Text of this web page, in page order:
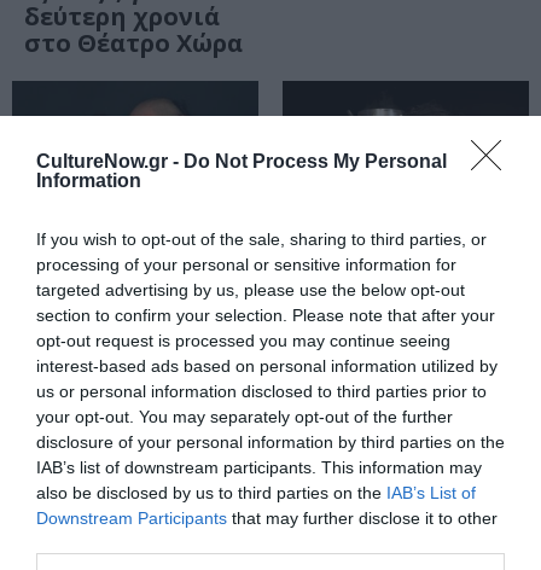
CultureNow.gr - Do Not Process My Personal
Information
If you wish to opt-out of the sale, sharing to third parties, or
processing of your personal or sensitive information for
targeted advertising by us, please use the below opt-out
section to confirm your selection. Please note that after your
opt-out request is processed you may continue seeing
interest-based ads based on personal information utilized by
us or personal information disclosed to third parties prior to
your opt-out. You may separately opt-out of the further
disclosure of your personal information by third parties on the
IAB’s list of downstream participants. This information may
also be disclosed by us to third parties on the IAB’s List of
Downstream Participants that may further disclose it to other
δεύτερη χρονιά
στο Θέατρο Χώρα
ΜΟΥΣΙΚΗ / ΜΟΥΣΙΚΑ ΝΕΑ
Αλκιβιάδης
Κωνσταντόπουλος
και Λευτέρης
Ελευθερίου στο
Θέατρο Κολωνού
ΘΕΑΤΡΟ - ΧΟΡΟΣ / ΝΕΑ
Στα ξένα Έλληνας
και στην Ελλάδα
“ξένος” στο
Θέατρο Αθηνών